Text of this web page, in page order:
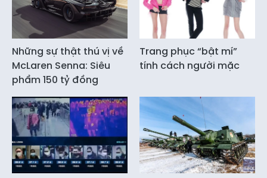
Những sự thật thú vị về
McLaren Senna: Siêu
phẩm 150 tỷ đồng
Trang phục “bật mí”
tính cách người mặc